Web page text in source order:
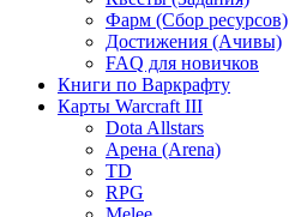
Фарм (Сбор ресурсов)
Достижения (Ачивы)
FAQ для новичков
Книги по Варкрафту
Карты Warcraft III
Dota Allstars
Арена (Arena)
TD
RPG